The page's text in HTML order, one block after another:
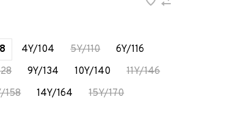
4Y/104 5Y/110
6Y/116
9Y/134 10Y/140
11Y/146
158 14Y/164
15Y/170